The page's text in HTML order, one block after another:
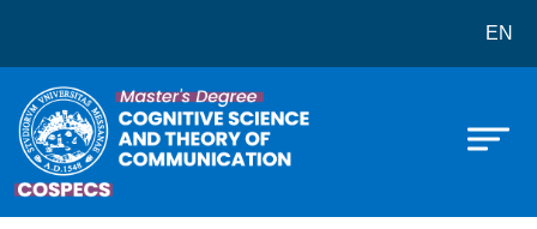
Corso di laurea in Cognitive EN